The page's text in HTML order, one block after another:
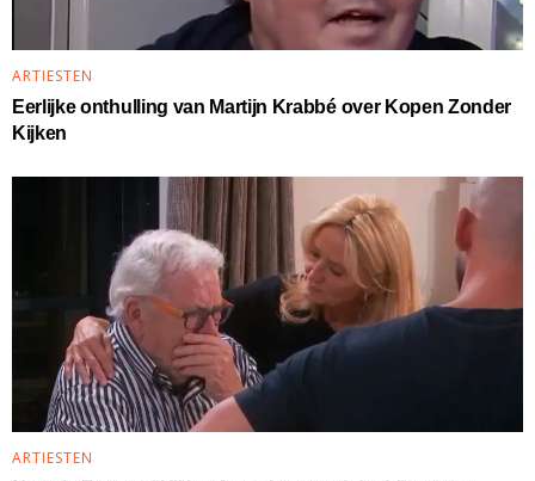
ARTIESTEN
Eerlijke onthulling van Martijn Krabbé over Kopen Zonder
Kijken
ARTIESTEN